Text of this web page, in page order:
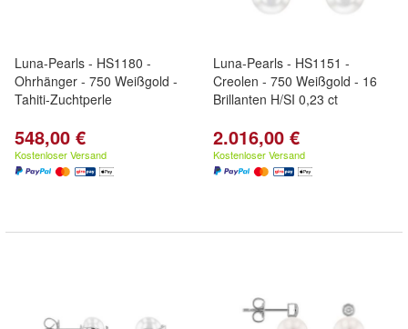
Luna-Pearls - HS1180 -
Ohrhänger - 750 Weißgold -
Tahiti-Zuchtperle
548,00 €
Kostenloser Versand
Luna-Pearls - HS1151 -
Creolen - 750 Weißgold - 16
Brillanten H/SI 0,23 ct
2.016,00 €
Kostenloser Versand